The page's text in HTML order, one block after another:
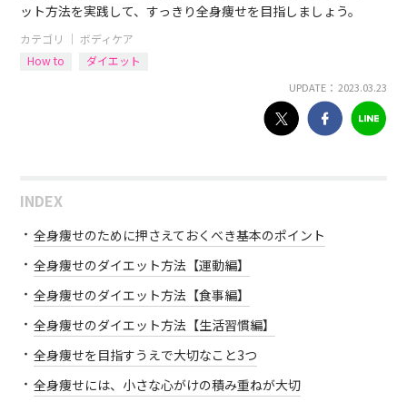
ット方法を実践して、すっきり全身痩せを目指しましょう。
カテゴリ ｜ボディケア
How to
ダイエット
UPDATE： 2023.03.23
INDEX
全身痩せのために押さえておくべき基本のポイント
全身痩せのダイエット方法【運動編】
全身痩せのダイエット方法【食事編】
全身痩せのダイエット方法【生活習慣編】
全身痩せを目指すうえで大切なこと3つ
全身痩せには、小さな心がけの積み重ねが大切